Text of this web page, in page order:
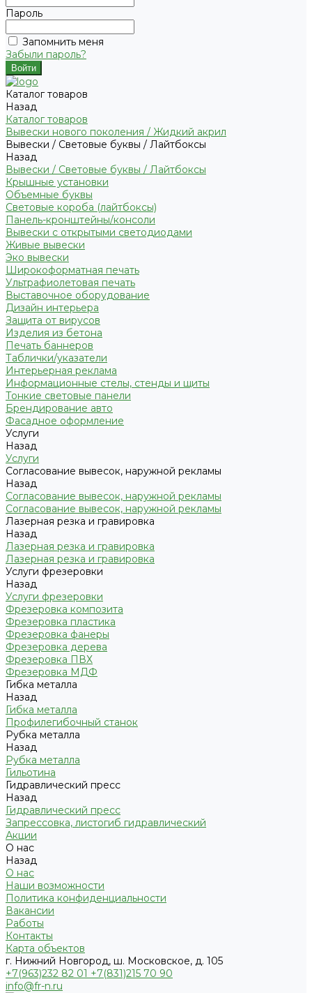
Пароль
Запомнить меня
Забыли пароль?
Каталог товаров
Назад
Каталог товаров
Вывески нового поколения / Жидкий акрил
Вывески / Световые буквы / Лайтбоксы
Назад
Вывески / Световые буквы / Лайтбоксы
Крышные установки
Объемные буквы
Световые короба (лайтбоксы)
Панель-кронштейны/консоли
Вывески с открытыми светодиодами
Живые вывески
Эко вывески
Широкоформатная печать
Ультрафиолетовая печать
Выставочное оборудование
Дизайн интерьера
Защита от вирусов
Изделия из бетона
Печать баннеров
Таблички/указатели
Интерьерная реклама
Информационные стелы, стенды и щиты
Тонкие световые панели
Брендирование авто
Фасадное оформление
Услуги
Назад
Услуги
Согласование вывесок, наружной рекламы
Назад
Согласование вывесок, наружной рекламы
Согласование вывесок, наружной рекламы
Лазерная резка и гравировка
Назад
Лазерная резка и гравировка
Лазерная резка и гравировка
Услуги фрезеровки
Назад
Услуги фрезеровки
Фрезеровка композита
Фрезеровка пластика
Фрезеровка фанеры
Фрезеровка дерева
Фрезеровка ПВХ
Фрезеровка МДФ
Гибка металла
Назад
Гибка металла
Профилегибочный станок
Рубка металла
Назад
Рубка металла
Гильотина
Гидравлический пресс
Назад
Гидравлический пресс
Запрессовка, листогиб гидравлический
Акции
О нас
Назад
О нас
Наши возможности
Политика конфиденциальности
Вакансии
Работы
Контакты
Карта объектов
г. Нижний Новгород, ш. Московское, д. 105
+7(963)232 82 01 +7(831)215 70 90
info@fr-n.ru